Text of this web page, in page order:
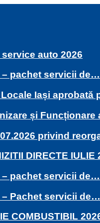
auto 2026
pachet servicii de…
Iași aprobată
și
privind
DIRECTE IULIE
pachet servicii de…
Pachet servicii de…
COMBUSTIBIL